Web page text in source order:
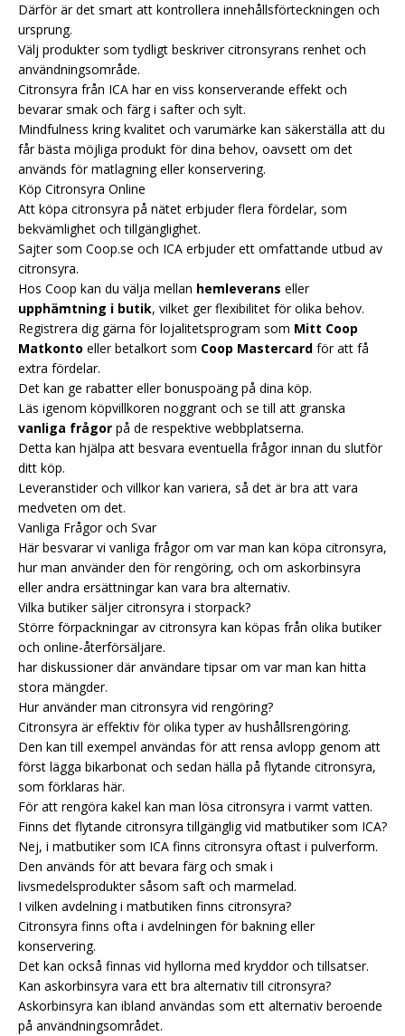
Därför är det smart att kontrollera innehållsförteckningen och
ursprung.
Välj produkter som tydligt beskriver citronsyrans renhet och
användningsområde.
Citronsyra från ICA har en viss konserverande effekt och
bevarar smak och färg i safter och sylt.
Mindfulness kring kvalitet och varumärke kan säkerställa att du
får bästa möjliga produkt för dina behov, oavsett om det
används för matlagning eller konservering.
Köp Citronsyra Online
Att köpa citronsyra på nätet erbjuder flera fördelar, som
bekvämlighet och tillgänglighet.
Sajter som Coop.se och ICA erbjuder ett omfattande utbud av
citronsyra.
Hos Coop kan du välja mellan hemleverans eller
upphämtning i butik, vilket ger flexibilitet för olika behov.
Registrera dig gärna för lojalitetsprogram som Mitt Coop
Matkonto eller betalkort som Coop Mastercard för att få
extra fördelar.
Det kan ge rabatter eller bonuspoäng på dina köp.
Läs igenom köpvillkoren noggrant och se till att granska
vanliga frågor på de respektive webbplatserna.
Detta kan hjälpa att besvara eventuella frågor innan du slutför
ditt köp.
Leveranstider och villkor kan variera, så det är bra att vara
medveten om det.
Vanliga Frågor och Svar
Här besvarar vi vanliga frågor om var man kan köpa citronsyra,
hur man använder den för rengöring, och om askorbinsyra
eller andra ersättningar kan vara bra alternativ.
Vilka butiker säljer citronsyra i storpack?
Större förpackningar av citronsyra kan köpas från olika butiker
och online-återförsäljare.
har diskussioner där användare tipsar om var man kan hitta
stora mängder.
Hur använder man citronsyra vid rengöring?
Citronsyra är effektiv för olika typer av hushållsrengöring.
Den kan till exempel användas för att rensa avlopp genom att
först lägga bikarbonat och sedan hälla på flytande citronsyra,
som förklaras här.
För att rengöra kakel kan man lösa citronsyra i varmt vatten.
Finns det flytande citronsyra tillgänglig vid matbutiker som ICA?
Nej, i matbutiker som ICA finns citronsyra oftast i pulverform.
Den används för att bevara färg och smak i
livsmedelsprodukter såsom saft och marmelad.
I vilken avdelning i matbutiken finns citronsyra?
Citronsyra finns ofta i avdelningen för bakning eller
konservering.
Det kan också finnas vid hyllorna med kryddor och tillsatser.
Kan askorbinsyra vara ett bra alternativ till citronsyra?
Askorbinsyra kan ibland användas som ett alternativ beroende
på användningsområdet.